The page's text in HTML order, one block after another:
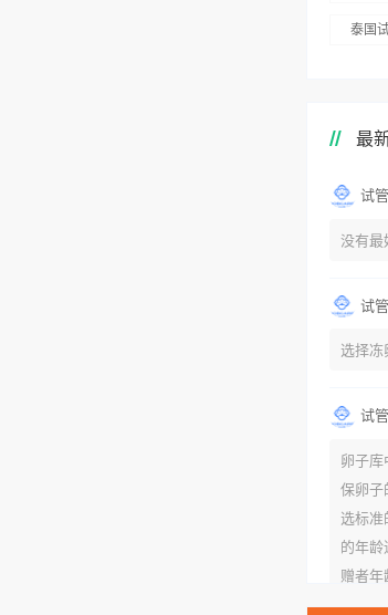
泰国
最
试
没有最
试
选择冻
试
卵子库
保卵子
选标准
的年龄
赠者
女性的